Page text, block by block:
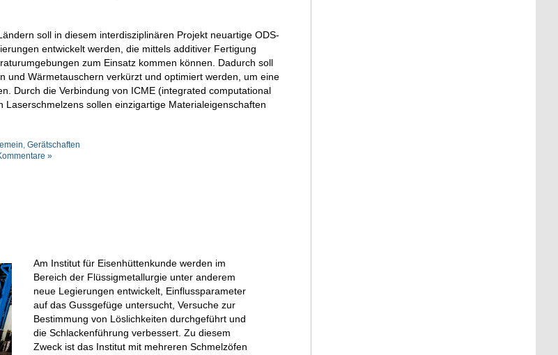
soll in diesem interdisziplinären Projekt neuartige ODS-
entwickelt werden, die mittels additiver Fertigung
zum Einsatz kommen können. Dadurch soll
und Wärmetauschern verkürzt und optimiert werden, um eine
Durch die Verbindung von ICME (integrated computational
sollen einzigartige Materialeigenschaften
, Gerätschaften
»
Am Institut für Eisenhüttenkunde werden im
Bereich der Flüssigmetallurgie unter anderem
neue Legierungen entwickelt, Einflussparameter
auf das Gussgefüge untersucht, Versuche zur
Bestimmung von Löslichkeiten durchgeführt und
die Schlackenführung verbessert. Zu diesem
Zweck ist das Institut mit mehreren Schmelzöfen